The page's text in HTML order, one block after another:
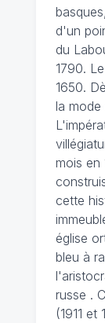
d'un
du
1790.
1650.
la
mois en
cette
église
bleu à
russe .
(1911